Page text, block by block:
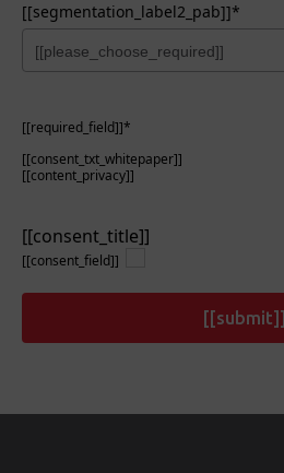
[[segmentation_label2_pab]]*
[[required_field]]*
[[consent_txt_whitepaper]]
[[content_privacy]]
[[consent_title]]
[[consent_field]]
[[submit]]